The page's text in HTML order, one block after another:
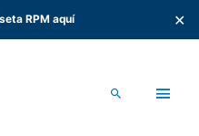
RPM aquí ✕
Buscar